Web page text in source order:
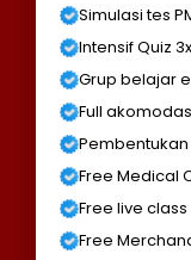
Simulasi tes
Intensif Quiz
Grup belajar
Full
Free Medical
Free live
Free